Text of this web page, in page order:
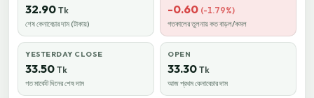
32.90 Tk
শেষ কেনাবেচার দাম (টাকায়)
-0.60 (-1.79%)
গতকালের তুলনায় কত বাড়ল/কমল
YESTERDAY CLOSE
33.50 Tk
গত মার্কেট দিনের শেষ দাম
OPEN
33.30 Tk
আজ প্রথম কেনাবেচার দাম